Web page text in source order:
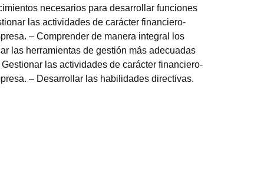
necesarios para desarrollar funciones
las actividades de carácter financiero-
– Comprender de manera integral los
las herramientas de gestión más adecuadas
las actividades de carácter financiero-
– Desarrollar las habilidades directivas.